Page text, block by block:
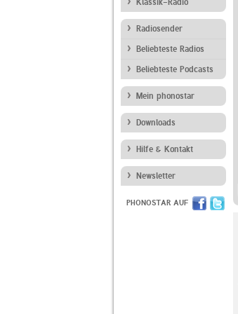
Klassik-Radio
Radiosender
Beliebteste Radios
Beliebteste Podcasts
Mein phonostar
Downloads
Hilfe & Kontakt
Newsletter
PHONOSTAR AUF